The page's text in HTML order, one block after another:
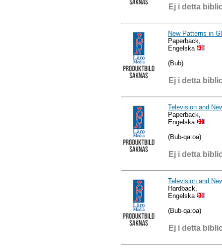
Ej i detta
New Patterns in
Paperback,
Engelska
(Bub)
Ej i detta
Television and
Paperback,
Engelska
(Bub-qa:oa)
Ej i detta
Television and
Hardback,
Engelska
(Bub-qa:oa)
Ej i detta